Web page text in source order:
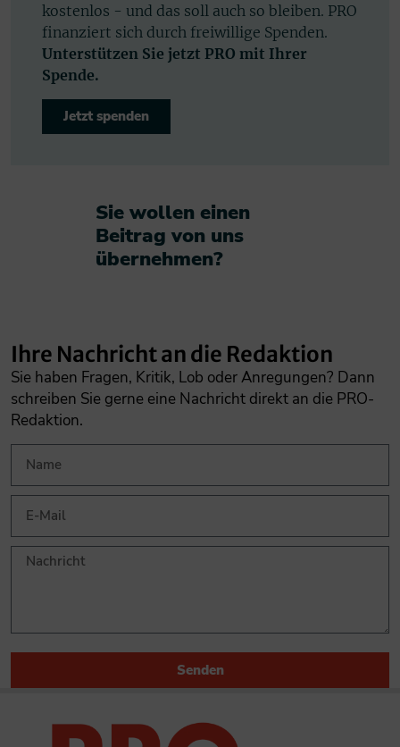
kostenlos - und das soll auch so bleiben. PRO
finanziert sich durch freiwillige Spenden.
Unterstützen Sie jetzt PRO mit Ihrer
Spende.
Jetzt spenden
Sie wollen einen
Beitrag von uns
übernehmen?​
Ihre Nachricht an die Redaktion
Sie haben Fragen, Kritik, Lob oder Anregungen? Dann
schreiben Sie gerne eine Nachricht direkt an die PRO-
Redaktion.
Senden